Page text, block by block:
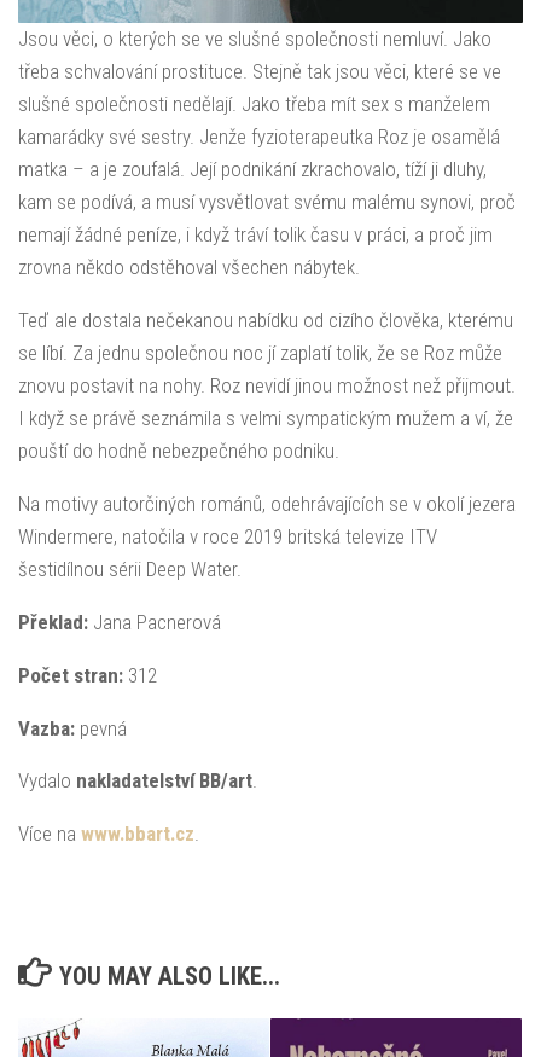
Jsou věci, o kterých se ve slušné společnosti nemluví. Jako
třeba schvalování prostituce. Stejně tak jsou věci, které se ve
slušné společnosti nedělají. Jako třeba mít sex s manželem
kamarádky své sestry. Jenže fyzioterapeutka Roz je osamělá
matka – a je zoufalá. Její podnikání zkrachovalo, tíží ji dluhy,
kam se podívá, a musí vysvětlovat svému malému synovi, proč
nemají žádné peníze, i když tráví tolik času v práci, a proč jim
zrovna někdo odstěhoval všechen nábytek.
Teď ale dostala nečekanou nabídku od cizího člověka, kterému
se líbí. Za jednu společnou noc jí zaplatí tolik, že se Roz může
znovu postavit na nohy. Roz nevidí jinou možnost než přijmout.
I když se právě seznámila s velmi sympatickým mužem a ví, že
pouští do hodně nebezpečného podniku.
Na motivy autorčiných románů, odehrávajících se v okolí jezera
Windermere, natočila v roce 2019 britská televize ITV
šestidílnou sérii Deep Water.
Překlad: Jana Pacnerová
Počet stran: 312
Vazba: pevná
Vydalo nakladatelství BB/art.
Více na www.bbart.cz.
YOU MAY ALSO LIKE...